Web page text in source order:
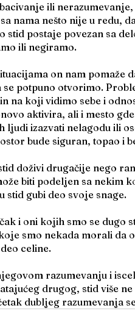
ili
nama nešto nije u redu,
stid postaje povezan sa
ili negiramo.
on nam pomaže
potpuno otvorimo.
na koji vidimo sebe i
aktivira, ali i mesto
ljudi izazvati nelagodu ili
bude siguran, topao i
doživi drugačije nego
biti podeljen sa nekim
stid gubi deo svoje snage.
i oni kojih smo se dugo
smo nekada morali da
celine.
razumevanju i
drugog, stid više
dubljeg razumevanja